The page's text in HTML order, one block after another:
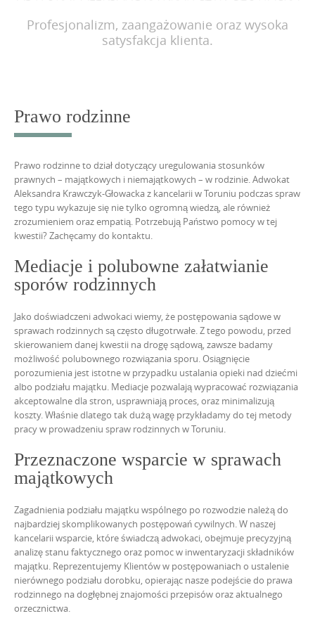
Profesjonalizm, zaangażowanie oraz wysoka
satysfakcja klienta.
Prawo rodzinne
Prawo rodzinne to dział dotyczący uregulowania stosunków
prawnych – majątkowych i niemajątkowych – w rodzinie. Adwokat
Aleksandra Krawczyk-Głowacka z kancelarii w Toruniu podczas spraw
tego typu wykazuje się nie tylko ogromną wiedzą, ale również
zrozumieniem oraz empatią. Potrzebują Państwo pomocy w tej
kwestii? Zachęcamy do kontaktu.
Mediacje i polubowne załatwianie
sporów rodzinnych
Jako doświadczeni adwokaci wiemy, że postępowania sądowe w
sprawach rodzinnych są często długotrwałe. Z tego powodu, przed
skierowaniem danej kwestii na drogę sądową, zawsze badamy
możliwość polubownego rozwiązania sporu. Osiągnięcie
porozumienia jest istotne w przypadku ustalania opieki nad dziećmi
albo podziału majątku. Mediacje pozwalają wypracować rozwiązania
akceptowalne dla stron, usprawniają proces, oraz minimalizują
koszty. Właśnie dlatego tak dużą wagę przykładamy do tej metody
pracy w prowadzeniu spraw rodzinnych w Toruniu.
Przeznaczone wsparcie w sprawach
majątkowych
Zagadnienia podziału majątku wspólnego po rozwodzie należą do
najbardziej skomplikowanych postępowań cywilnych. W naszej
kancelarii wsparcie, które świadczą adwokaci, obejmuje precyzyjną
analizę stanu faktycznego oraz pomoc w inwentaryzacji składników
majątku. Reprezentujemy Klientów w postępowaniach o ustalenie
nierównego podziału dorobku, opierając nasze podejście do prawa
rodzinnego na dogłębnej znajomości przepisów oraz aktualnego
orzecznictwa.